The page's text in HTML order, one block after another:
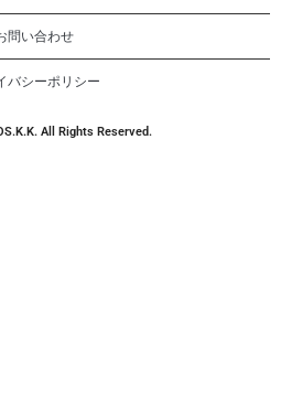
問い合わせ
バシーポリシー
All Rights Reserved.